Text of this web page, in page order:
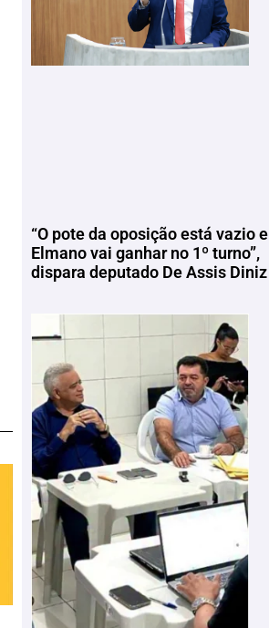
“O pote da oposição está vazio e
Elmano vai ganhar no 1º turno”,
dispara deputado De Assis Diniz